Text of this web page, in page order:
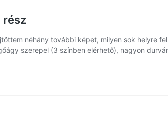
rész
néhány további képet, milyen sok helyre
szerepel (3 színben elérhető), nagyon